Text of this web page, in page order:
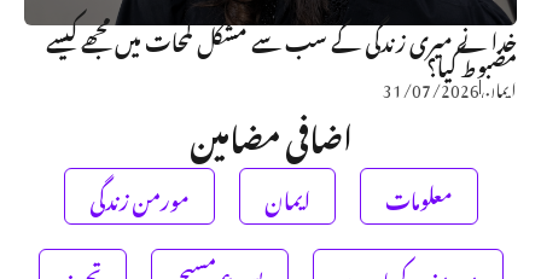
خدا نے میری زندگی کے سب سے مشکل لمحات میں مجھے کیسے
مضبوط کیا؟
ایمان31/07/2026
اضافی مضامین
معلومات ایمان
مورمن زندگی